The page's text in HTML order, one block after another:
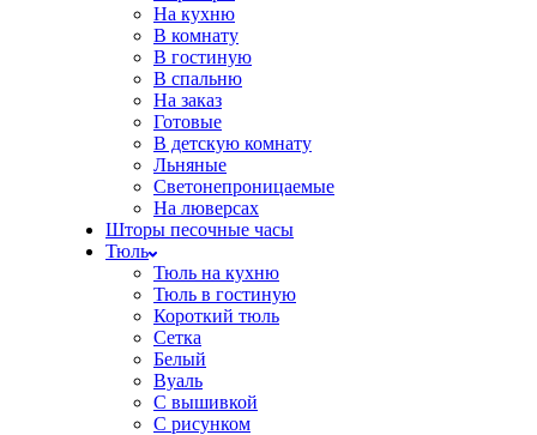
На кухню
В комнату
В гостиную
В спальню
На заказ
Готовые
В детскую комнату
Льняные
Светонепроницаемые
На люверсах
Шторы песочные часы
Тюль
Тюль на кухню
Тюль в гостиную
Короткий тюль
Сетка
Белый
Вуаль
С вышивкой
С рисунком